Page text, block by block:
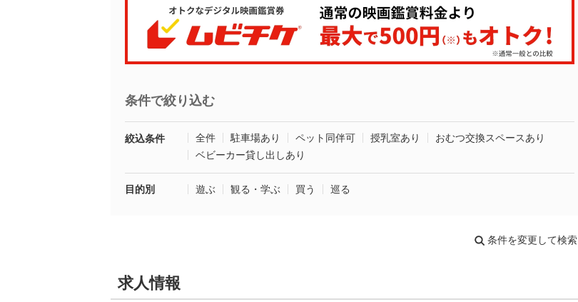
条件で絞り込む
絞込条件 全件 駐車場あり ペット同伴可 授乳室あり
おむつ交換スペースあり
ベビーカー貸し出しあり
目的別 遊ぶ 観る・学ぶ 買う 巡る
条件を変更して検索
求人情報